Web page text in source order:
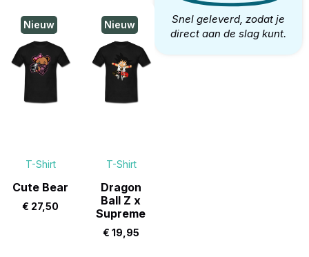
Snel geleverd, zodat je
direct aan de slag kunt.
Nieuw
T-Shirt
Cute Bear
€ 27,50
Nieuw
T-Shirt
Dragon
Ball Z x
Supreme
€ 19,95